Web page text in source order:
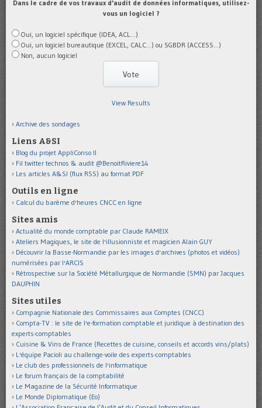
Dans le cadre de vos travaux d'audit de données informatiques, utilisez-
vous un logiciel ?
Oui, un logiciel spécifique (IDEA, ACL...)
Oui, un logiciel bureautique (EXCEL, CALC...) ou SGBDR (ACCESS...)
Non, aucun logiciel
View Results
Archive des sondages
Liens A&SI
Blog du projet AppliConso II
Fil twitter technos & audit @BenoitRiviere14
Les articles A&SI (flux RSS) au format PDF
Outils en ligne
Calcul du barème d'heures CNCC en ligne
Sites amis
Actualité du monde comptable par Claude RAMEIX
Ateliers Magiques, le site de l'illusionniste et magicien Alain GUY
Découvrir la Basse-Normandie par les images d'archives (photos et vidéos)
numérisées par l'ARCIS
Rétrospective sur la Société Métallurgique de Normandie (SMN) par Jacques
DAUPHIN
Sites utiles
Compagnie Nationale des Commissaires aux Comptes (CNCC)
Compta-TV : le site de l'e-formation comptable et juridique à destination des
experts-comptables
Cuisine & Vins de France (Recettes de cuisine, conseils et accords vins/plats)
L'équipe Pacioli au challenge-voile des experts-comptables
Le club des professionnels de l'informatique
Le forum français de la comptabilité
Le Magazine de la Sécurité Informatique
Le Monde Diplomatique (Eo)